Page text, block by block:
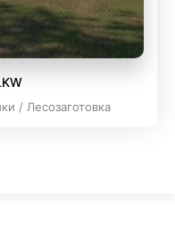
/ Лесозаготовка